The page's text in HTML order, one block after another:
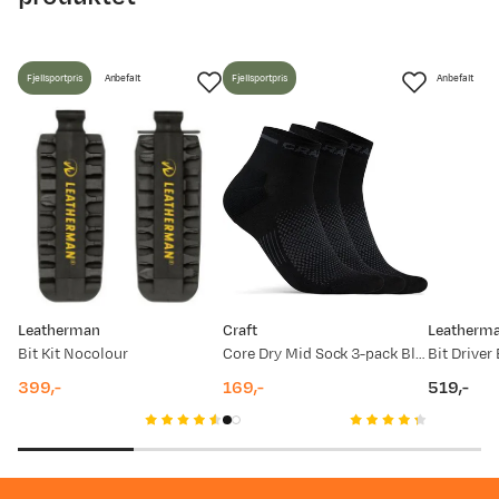
Leatherman
Bit Kit Nocolour
Fjellsportpris Anbefalt
399,-
Craft
Core Dry Mid Sock 3-pack Black
Fjellsportpris
price
169,-
Bit Driver
Anbefalt
519,-